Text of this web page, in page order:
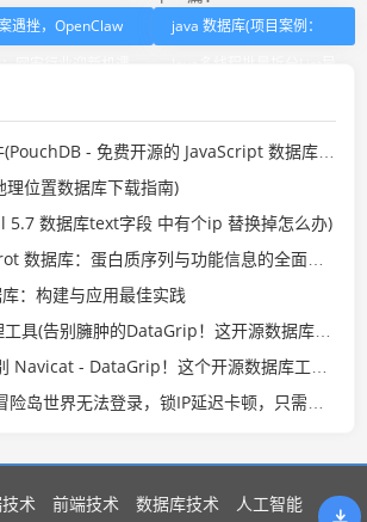
遇挫，OpenClaw
java 数据库(项目案例：
- 免费开源的 JavaScript 数据库，用于离线保存数据)
理位置数据库下载指南)
5.7 数据库text字段 中有个ip 替换掉怎么办)
数据库：蛋白质序列与功能信息的全面指南
：构建与应用最佳实践
臃肿的DataGrip！这开源数据库工具启动快3倍，内存直接砍半)
- DataGrip！这个开源数据库工具，轻量到离谱)
界无法登录，锁IP延迟卡顿，只需要一个独享IP即可解决)
术 前端技术 数据库技术
人工智能